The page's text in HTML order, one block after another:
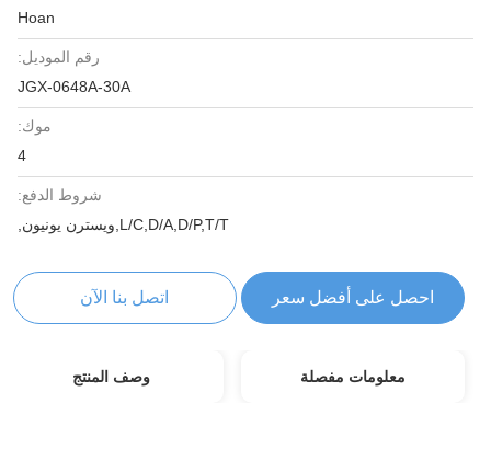
Hoan
رقم الموديل:
JGX-0648A-30A
موك:
4
شروط الدفع:
L/C,D/A,D/P,T/T,ويسترن يونيون,
احصل على أفضل سعر اتصل بنا الآن
معلومات مفصلة وصف المنتج